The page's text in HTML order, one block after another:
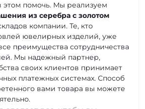
этом помочь. Мы реализуем
из серебра с золотом
компании. Те, кто
ювелирных изделий, уже
преимущества сотрудничества
Мы надежный партнер,
своих клиентов принимает
платежных системах. Способ
вами товара вы можете